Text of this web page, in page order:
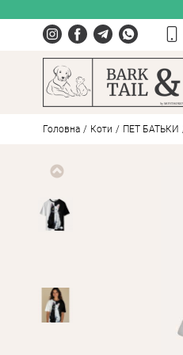
Головна Коти ПЕT БАТЬКИ